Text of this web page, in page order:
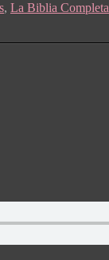
, La Biblia Completa